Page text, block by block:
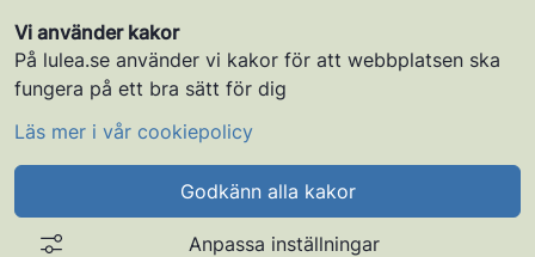
Vi använder kakor
På lulea.se använder vi kakor för att webbplatsen ska
fungera på ett bra sätt för dig
Läs mer i vår cookiepolicy
Godkänn alla kakor
Anpassa inställningar